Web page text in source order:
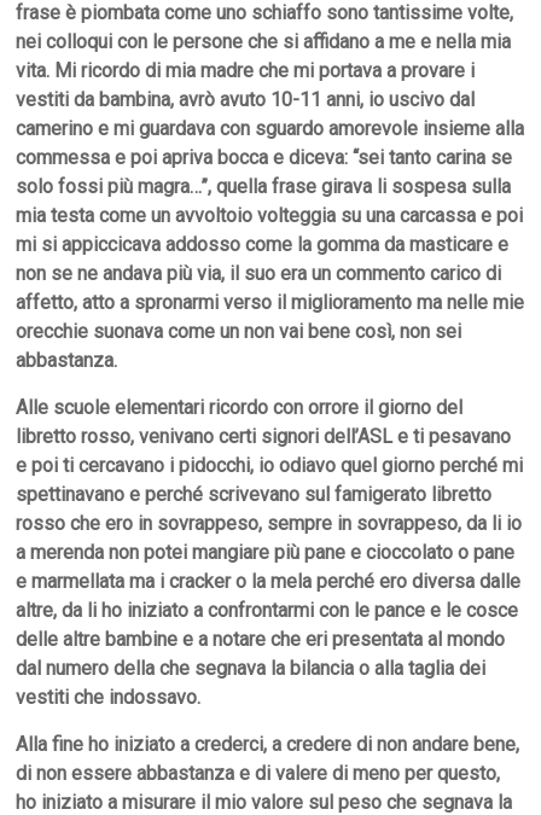
frase è piombata come uno schiaffo sono tantissime volte,
nei colloqui con le persone che si affidano a me e nella mia
vita. Mi ricordo di mia madre che mi portava a provare i
vestiti da bambina, avrò avuto 10-11 anni, io uscivo dal
camerino e mi guardava con sguardo amorevole insieme alla
commessa e poi apriva bocca e diceva: “sei tanto carina se
solo fossi più magra…”, quella frase girava li sospesa sulla
mia testa come un avvoltoio volteggia su una carcassa e poi
mi si appiccicava addosso come la gomma da masticare e
non se ne andava più via, il suo era un commento carico di
affetto, atto a spronarmi verso il miglioramento ma nelle mie
orecchie suonava come un non vai bene così, non sei
abbastanza.
Alle scuole elementari ricordo con orrore il giorno del
libretto rosso, venivano certi signori dell’ASL e ti pesavano
e poi ti cercavano i pidocchi, io odiavo quel giorno perché mi
spettinavano e perché scrivevano sul famigerato libretto
rosso che ero in sovrappeso, sempre in sovrappeso,da li io
a merenda nonpotei mangiare più pane e cioccolato o pane
e marmellata ma i cracker o la melaperché ero diversa dalle
altre, da li ho iniziato a confrontarmi con le pance e le cosce
delle altre bambine e a notare che eri presentata al mondo
dal numero della che segnava la bilancia o alla taglia dei
vestiti che indossavo.
Alla fine ho iniziato a crederci, a credere di non andare bene,
di non essere abbastanza e di valere di meno per questo,
ho iniziato a misurare il mio valore sul peso che segnava la